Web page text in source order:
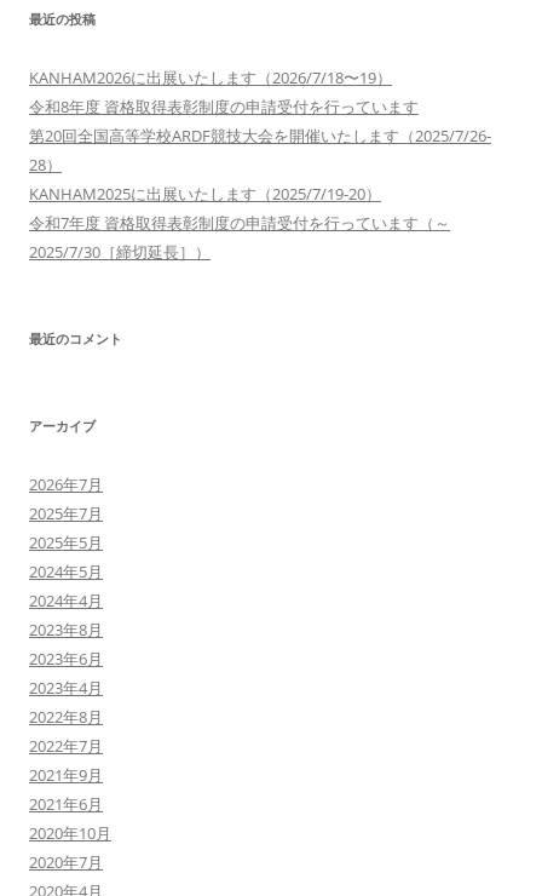
最近の投稿
KANHAM2026に出展いたします（2026/7/18〜19）
令和8年度 資格取得表彰制度の申請受付を行っています
第20回全国高等学校ARDF競技大会を開催いたします（2025/7/26-
28）
KANHAM2025に出展いたします（2025/7/19-20）
令和7年度 資格取得表彰制度の申請受付を行っています（～
2025/7/30［締切延長］）
最近のコメント
アーカイブ
2026年7月
2025年7月
2025年5月
2024年5月
2024年4月
2023年8月
2023年6月
2023年4月
2022年8月
2022年7月
2021年9月
2021年6月
2020年10月
2020年7月
2020年4月